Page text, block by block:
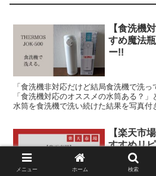
【食洗機
すめ魔法
ー!!
「食洗機非対応だけど結局食洗機で洗っ
「食洗機対応のオススメの水筒ある？
水筒を食洗機で洗い続けた結果を写真付
【楽天市
すすめリ
メニュー ホーム 検索